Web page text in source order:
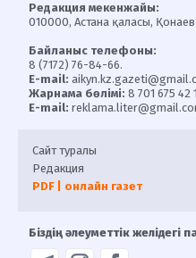
Редакция мекенжайы:
010000, Астана қаласы, Қонаев
Байланыс телефоны:
8 (7172) 76-84-66.
E-mail:
Жарнама бөлімі: 8 701 675 42
E-mail:
Сайт туралы
Редакция
PDF | онлайн газет
Біздің әлеуметтік желідегі